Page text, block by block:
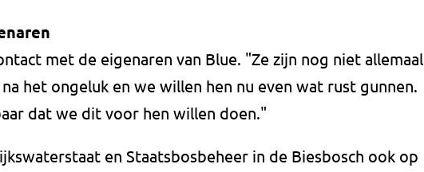
met de eigenaren van Blue. "Ze zijn nog niet allemaal
het ongeluk en we willen hen nu even wat rust gunnen.
dat we dit voor hen willen doen."
en Staatsbosbeheer in de Biesbosch ook op